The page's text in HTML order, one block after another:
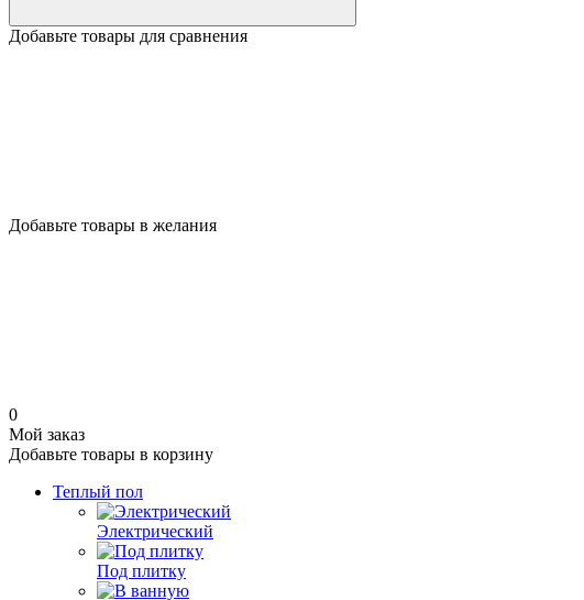
Добавьте товары для сравнения
Добавьте товары в желания
0
Мой заказ
Добавьте товары в корзину
Теплый пол
Электрический
Под плитку